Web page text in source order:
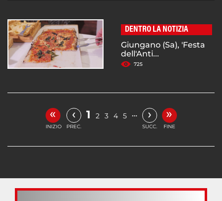
DENTRO LA NOTIZIA
Giungano (Sa), 'Festa
dell'Anti...
725
«
INIZIO
‹
PREC.
1 2 3 4 5 … ›
SUCC.
»
FINE